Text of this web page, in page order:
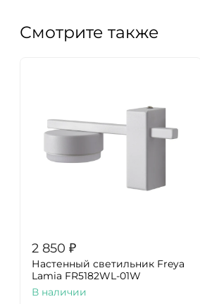
Смотрите также
2 850 ₽
Настенный светильник Freya
Lamia FR5182WL-01W
В наличии